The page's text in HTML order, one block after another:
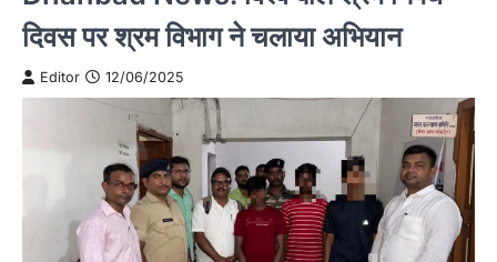
दिवस पर श्रम विभाग ने चलाया अभियान
Editor 12/06/2025